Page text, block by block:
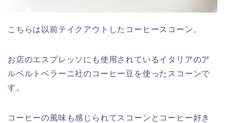
こちらは以前テイクアウトしたコーヒースコーン。
お店のエスプレッソにも使用されているイタリアのア
ルベルトベラーニ社のコーヒー豆を使ったスコーンで
す。
コーヒーの風味も感じられてスコーンとコーヒー好き